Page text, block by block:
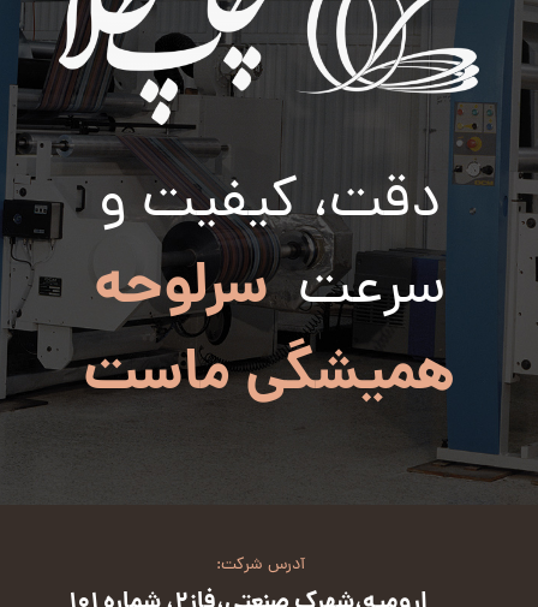
دقت، کیفیت و
سرعتسرلوحه
همیشگی ماست
آدرس شرکت: